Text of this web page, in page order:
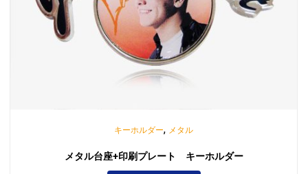
キーホルダー, メタル
メタル台座+印刷プレート キーホルダー